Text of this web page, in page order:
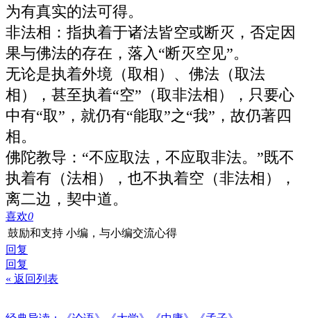
为有真实的法可得。
非法相‌：指执着于诸法皆空或断灭，否定因
果与佛法的存在，落入“断灭空见”。
无论是执着外境（取相）、佛法（取法
相），甚至执着“空”（取非法相），只要心
中有“取”，就仍有“能取”之“我”，故仍著四
相‌‌。
佛陀教导：“不应取法，不应取非法。”既不
执着有（法相），也不执着空（非法相），
离二边，契中道‌‌。
喜欢0
鼓励和支持 小编，与小编交流心得
回复
回复
« 返回列表